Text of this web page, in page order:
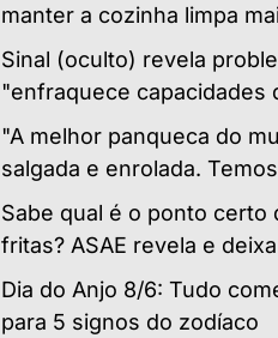
manter a cozinha limpa
Sinal (oculto) revela
"enfraquece capacidades
"A melhor panqueca do
salgada e enrolada.
Sabe qual é o ponto certo
fritas? ASAE revela e
Dia do Anjo 8/6: Tudo
para 5 signos do zodíaco